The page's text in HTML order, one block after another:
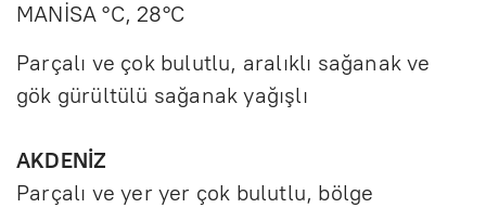
MANİSA °C, 28°C
Parçalı ve çok bulutlu, aralıklı sağanak ve
gök gürültülü sağanak yağışlı
AKDENİZ
Parçalı ve yer yer çok bulutlu, bölge